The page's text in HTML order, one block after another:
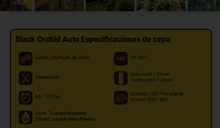
Black Orchid Auto Especificaciones de cepa
Gelato, OG Kush, XL Auto 25.00%
September
Indoor:60-120cm
Outdoor:60-120cm
65 - 70 Días
Exterior: 150 - Por planta
Interior: 650 - M2
Dom. Terpene:Myrcene
Other:Caryophyllene,Pinene